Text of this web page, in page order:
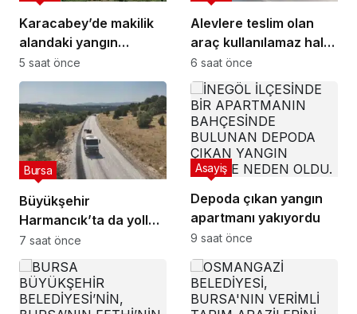
Karacabey’de makilik
alandaki yangın
fabrikaya ulaşmadan
söndürüldü
5 saat önce
Alevlere teslim olan
araç kullanılamaz hale
geldi
6 saat önce
Büyükşehir
Harmancık’ta da yolları
yeniliyor
Bursa
7 saat önce
Depoda çıkan yangın
apartmanı yakıyordu
Asayiş
9 saat önce